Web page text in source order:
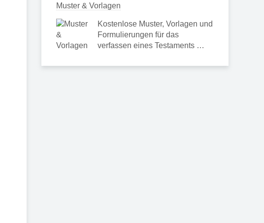
Muster & Vorlagen
Kostenlose Muster, Vorlagen und
Formulierungen für das
verfassen eines Testaments …